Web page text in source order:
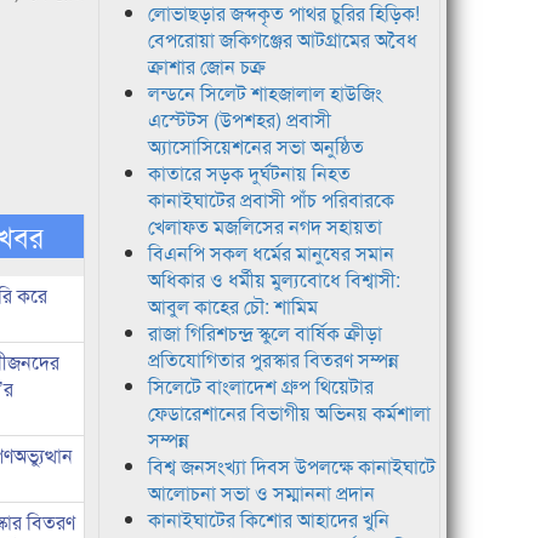
করে
বিতরণ
লোভাছড়ার জব্দকৃত পাথর চুরির হিড়িক!
বেপরোয়া জকিগঞ্জের আটগ্রামের অবৈধ
ক্রাশার জোন চক্র
লন্ডনে সিলেট শাহজালাল হাউজিং
এস্টেটস (উপশহর) প্রবাসী
অ্যাসোসিয়েশনের সভা অনুষ্ঠিত
কাতারে সড়ক দুর্ঘটনায় নিহত
কানাইঘাটের প্রবাসী পাঁচ পরিবারকে
খেলাফত মজলিসের নগদ সহায়তা
বিএনপি সকল ধর্মের মানুষের সমান
অধিকার ও ধর্মীয় মুল্যবোধে বিশ্বাসী:
আবুল কাহের চৌ: শামিম
রাজা গিরিশচন্দ্র স্কুলে বার্ষিক ক্রীড়া
প্রতিযোগিতার পুরস্কার বিতরণ সম্পন্ন
সিলেটে বাংলাদেশ গ্রুপ থিয়েটার
ফেডারেশানের বিভাগীয় অভিনয় কর্মশালা
সম্পন্ন
বিশ্ব জনসংখ্যা দিবস উপলক্ষে কানাইঘাটে
আলোচনা সভা ও সম্মাননা প্রদান
কানাইঘাটের কিশোর আহাদের খুনি